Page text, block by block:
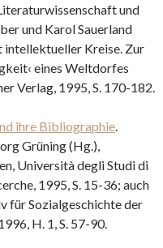
und
und Karol Sauerland
Kreise. Zur
eines Weltdorfes
Verlag, 1995, S. 170-182.
ihre Bibliographie.
Grüning (Hg.),
Università degli Studi di
1995, S. 15-36; auch
für Sozialgeschichte der
H. 1, S. 57-90.